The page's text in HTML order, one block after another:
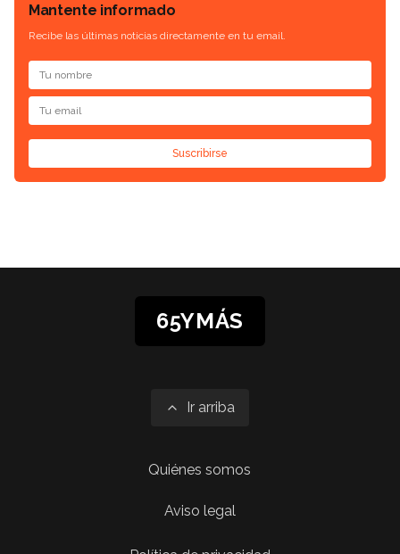
Mantente informado
Recibe las últimas noticias directamente en tu email.
Suscribirse
65YMÁS
Ir arriba
Quiénes somos
Aviso legal